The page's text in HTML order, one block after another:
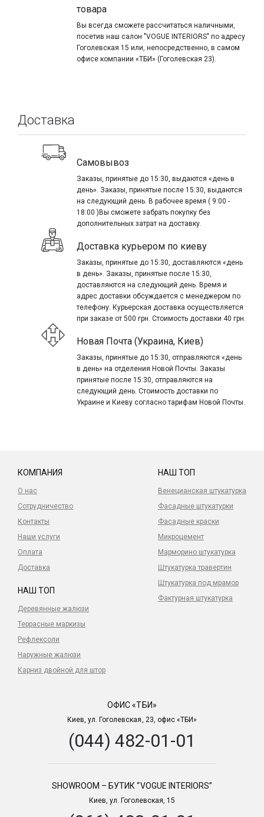
товара
Вы всегда сможете рассчитаться наличными,
посетив наш салон "VOGUE INTERIORS" по адресу
Гоголевская 15 или, непосредственно, в самом
офисе компании «ТБИ» (Гоголевская 23).
Доставка
Самовывоз
Заказы, принятые до 15:30, выдаются «день в
день». Заказы, принятые после 15:30, выдаются
на следующий день. В рабочее время ( 9:00 -
18:00 )Вы сможете забрать покупку без
дополнительных затрат на доставку.
Доставка курьером по киеву
Заказы, принятые до 15:30, доставляются «день
в день». Заказы, принятые после 15:30,
доставляются на следующий день. Время и
адрес доставки обсуждается с менеджером по
телефону. Курьерская доставка осуществляется
при заказе от 500 грн. Стоимость доставки 40 грн.
Новая Почта (Украина, Киев)
Заказы, принятые до 15:30, отправляются «день
в день» на отделения Новой Почты. Заказы
принятые после 15:30, отправляются на
следующий день. Стоимость доставки по
Украине и Киеву согласно тарифам Новой Почты.
КОМПАНИЯ
О нас
Сотрудничество
Контакты
Наши услуги
Оплата
Доставка
НАШ ТОП
Венецианская штукатурка
Фасадные штукатурки
Фасадные краски
Микроцемент
Марморино штукатурка
Штукатурка травертин
Штукатурка под мрамор
Фактурная штукатурка
НАШ ТОП
Деревянные жалюзи
Террасные маркизы
Рефлексоли
Наружные жалюзи
Карниз двойной для штор
ОФИС «ТБИ»
Киев, ул. Гоголевская, 23, офис «ТБИ»
(044) 482-01-01
SHOWROOM – БУТИК “VOGUE INTERIORS”
Киев, ул. Гоголевская, 15